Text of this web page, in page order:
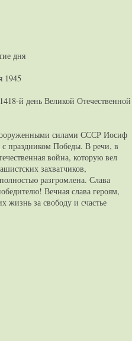
дня
1945
й день Великой Отечественной
силами СССР Иосиф
с праздником Победы. В речи, в
война, которую вел
захватчиков,
разгромлена. Слава
Вечная слава героям,
жизнь за свободу и счастье